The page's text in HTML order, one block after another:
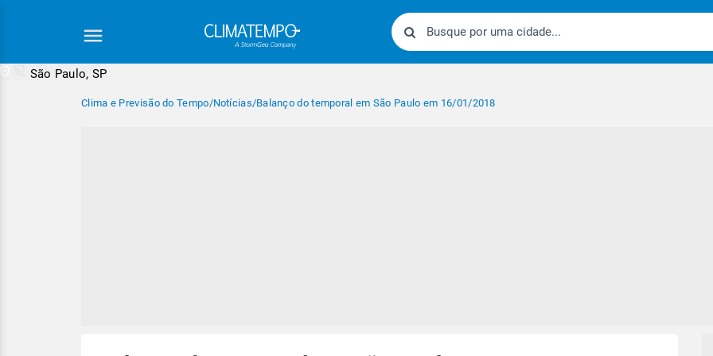
São Paulo, SP
Clima e Previsão do Tempo/Notícias/Balanço do temporal em São Paulo em 16/01/2018